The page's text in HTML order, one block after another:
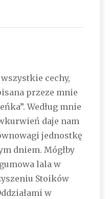
cechy,
przeze mnie
Według mnie
daje nam
jednostkę
dniem. Mógłby
lala w
Stoików
w